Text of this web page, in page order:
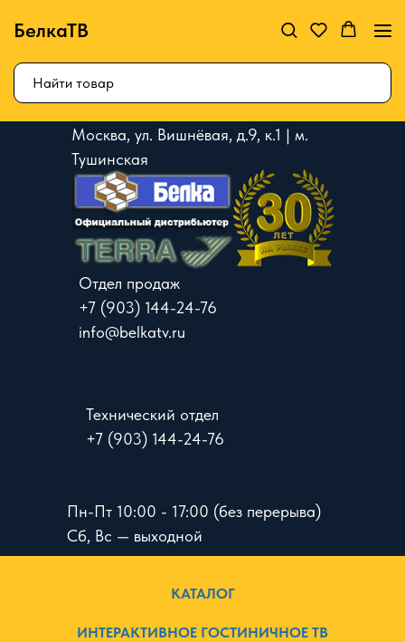
БелкаТВ
Москва, ул. Вишнёвая, д.9, к.1 | м.
Тушинская
Отдел продаж
+7 (903) 144-24-76
info@belkatv.ru
Пн-Пт 10:00 - 17:00 (без перерыва)
Сб, Вс — выходной
Технический отдел
+7 (903) 144-24-76
КАТАЛОГ
ИНТЕРАКТИВНОЕ ГОСТИНИЧНОЕ ТВ